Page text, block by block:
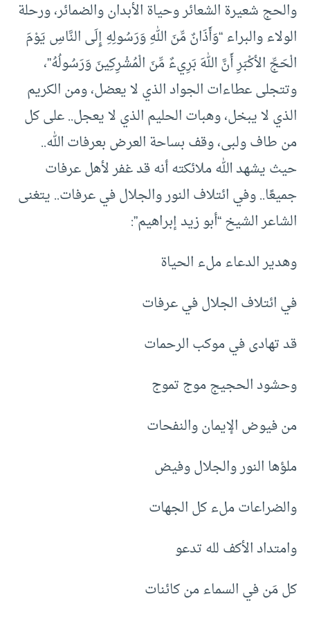
والحج شعيرة الشعائر وحياة الأبدان والضمائر، ورحلة
الولاء والبراء “وَأَذَانٌ مِّنَ اللهِ وَرَسُولِهِ إِلَى النَّاسِ يَوْمَ
الْحَجِّ الأكْبَرِ أَنَّ اللهَ بَرِيءٌ مِّنَ الْمُشْرِكِينَ وَرَسُولُهُ”،
وتتجلى عطاءات الجواد الذي لا يعضل، ومن الكريم
الذي لا يبخل، وهبات الحليم الذي لا يعجل.. على كل
من طاف ولبى، وقف بساحة العرض بعرفات الله..
حيث يشهد الله ملائكته أنه قد غفر لأهل عرفات
جميعًا.. وفي ائتلاف النور والجلال في عرفات.. يتغنى
الشاعر الشيخ “أبو زيد إبراهيم”:
وهدير الدعاء ملء الحياة
في ائتلاف الجلال في عرفات
قد تهادى في موكب الرحمات
وحشود الحجيج موج تموج
من فيوض الإيمان والنفحات
ملؤها النور والجلال وفيض
والضراعات ملء كل الجهات
وامتداد الأكف لله تدعو
كل مَن في السماء من كائنات